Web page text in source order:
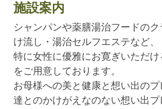
施設案内
シャンパンや薬膳湯治フードの
け流し・湯治セルフエステなど、
特に女性に優雅にお寛ぎいただ
をご用意しております。
お母様への美と健康と想い出の
達とのかけがえなのない想い出プ